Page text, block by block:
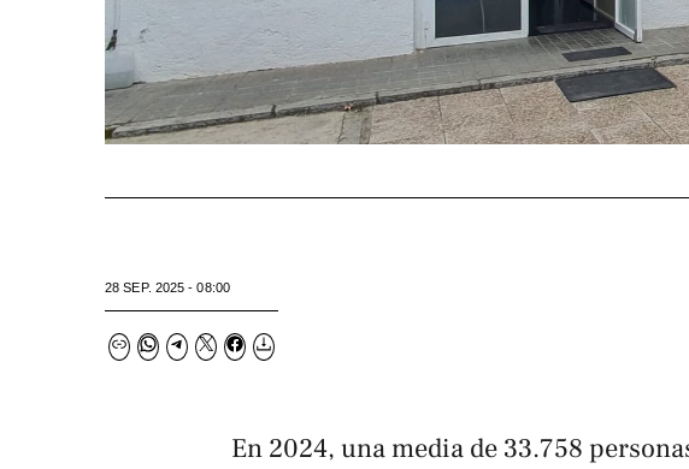
28 SEP. 2025 - 08:00
En 2024, una media de 33.758